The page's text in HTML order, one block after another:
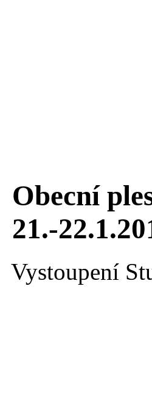
Obecní
21.-
Vystoupení